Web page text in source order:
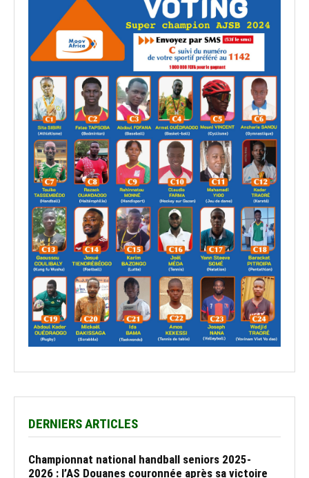
DERNIERS ARTICLES
Championnat national handball seniors 2025-
2026 : l’AS Douanes couronnée après sa victoire